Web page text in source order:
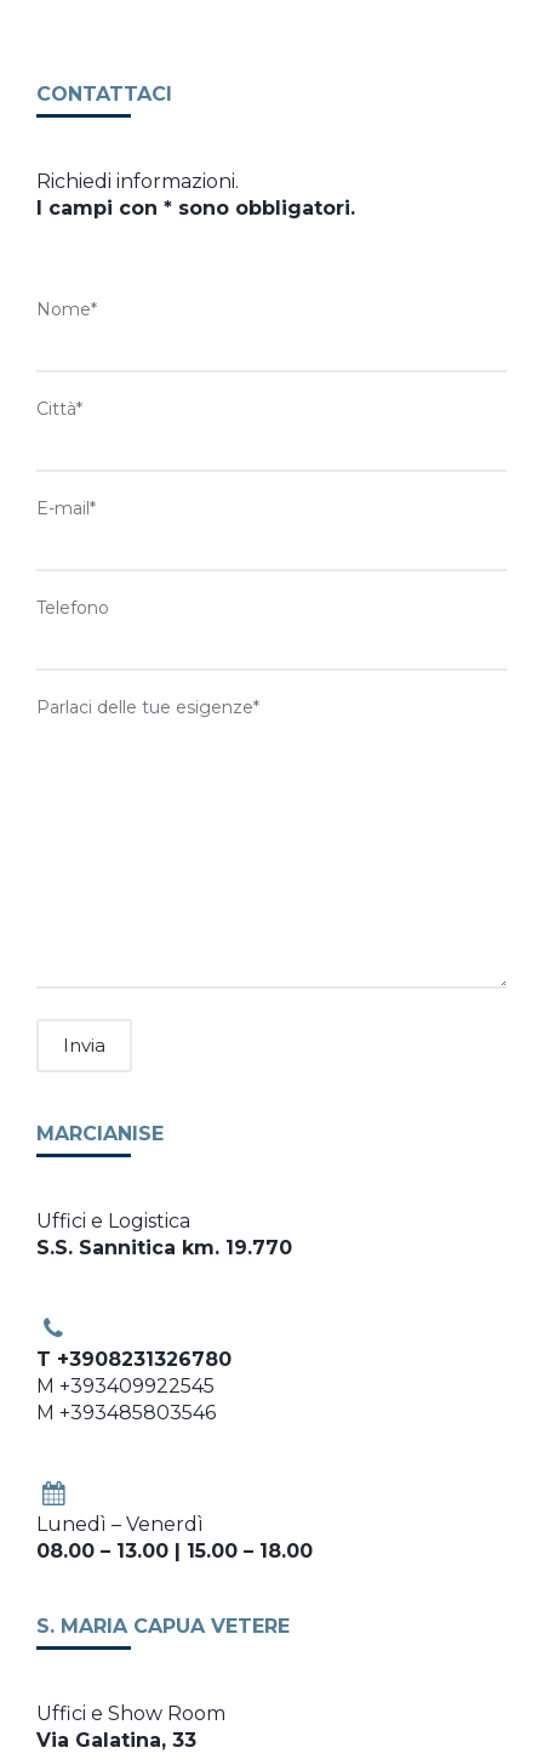
CONTATTACI
Richiedi informazioni.
I campi con * sono obbligatori.
Nome*
Città*
E-mail*
Telefono
Parlaci delle tue esigenze*
MARCIANISE
Uffici e Logistica
S.S. Sannitica km. 19.770
T +3908231326780
M +393409922545
M +393485803546
Lunedì – Venerdì
08.00 – 13.00 | 15.00 – 18.00
S. MARIA CAPUA VETERE
Uffici e Show Room
Via Galatina, 33